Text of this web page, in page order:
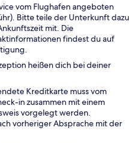
vom Flughafen angeboten
Bitte teile der Unterkunft dazu
mit. Die
findest du auf
heißen dich bei deiner
Kreditkarte muss vom
in zusammen mit einem
vorgelegt werden.
vorheriger Absprache mit der